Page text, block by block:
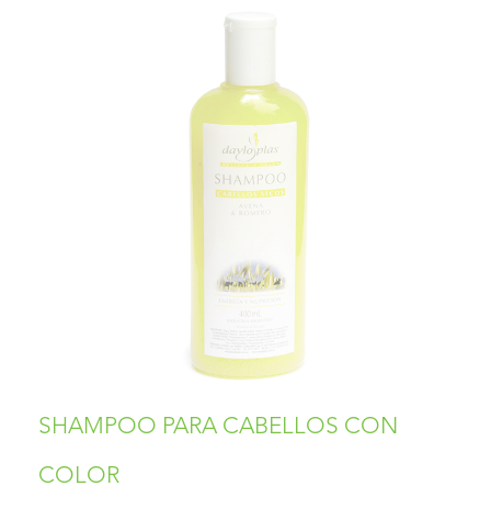
SHAMPOO PARA CABELLOS CON
COLOR